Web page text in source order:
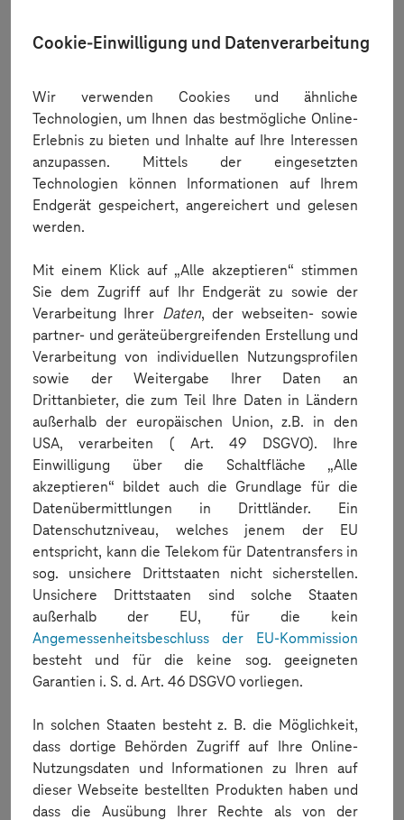
How do I load my app onto the reserved device?
How do I run my test on the reserved device?
Retrieve results
How do I retrieve the results of the performed test?
UPLOAD APP
HOW DO I LOAD MY APP ONTO THE RESERVED DEVICE?
To ensure that the applications you want to test are available for
installation on the devices, it is best to use the "Application
"Application" menu where you can upload all your apps for iOS or
Android (ipa or apk file). To do this, select the corresponding app
and assign a unique name (UNIQUE NAME). If you would like to use
the special features "Simulate Capture (Camera)", "Touch ID
(fingerprint)" or "Network Capture" for your test, select these
options accordingly. Now upload your app. After the upload, your
Cookie-Einwilligung und Datenverarbeitung
Wir verwenden Cookies und ähnliche
Technologien, um Ihnen das bestmögliche Online-
Erlebnis zu bieten und Inhalte auf Ihre Interessen
anzupassen. Mittels der eingesetzten
Technologien können Informationen auf Ihrem
Endgerät gespeichert, angereichert und gelesen
werden.
Mit einem Klick auf „Alle akzeptieren“ stimmen
Sie dem Zugriff auf Ihr Endgerät zu sowie der
Verarbeitung Ihrer Daten, der webseiten- sowie
partner- und geräteübergreifenden Erstellung und
Verarbeitung von individuellen Nutzungsprofilen
sowie der Weitergabe Ihrer Daten an
Drittanbieter, die zum Teil Ihre Daten in Ländern
außerhalb der europäischen Union, z.B. in den
USA, verarbeiten ( Art. 49 DSGVO). Ihre
Einwilligung über die Schaltfläche „Alle
akzeptieren“ bildet auch die Grundlage für die
Datenübermittlungen in Drittländer. Ein
Datenschutzniveau, welches jenem der EU
entspricht, kann die Telekom für Datentransfers in
sog. unsichere Drittstaaten nicht sicherstellen.
Unsichere Drittstaaten sind solche Staaten
außerhalb der EU, für die kein
Angemessenheitsbeschluss der EU-Kommission
besteht und für die keine sog. geeigneten
Garantien i. S. d. Art. 46 DSGVO vorliegen.
In solchen Staaten besteht z. B. die Möglichkeit,
dass dortige Behörden Zugriff auf Ihre Online-
Nutzungsdaten und Informationen zu Ihren auf
dieser Webseite bestellten Produkten haben und
dass die Ausübung Ihrer Rechte als von der